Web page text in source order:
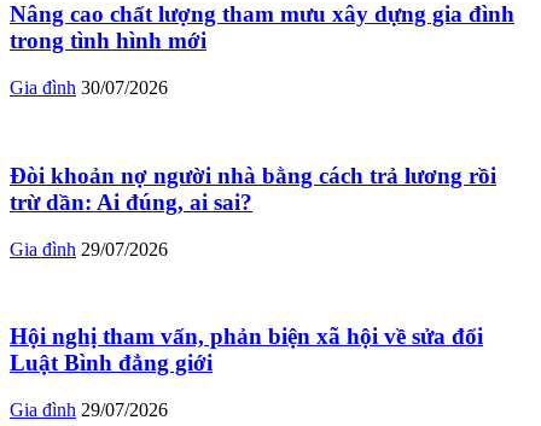
Nâng cao chất lượng tham mưu xây dựng gia đình
trong tình hình mới
Gia đình 30/07/2026
Đòi khoản nợ người nhà bằng cách trả lương rồi
trừ dần: Ai đúng, ai sai?
Gia đình 29/07/2026
Hội nghị tham vấn, phản biện xã hội về sửa đổi
Luật Bình đẳng giới
Gia đình 29/07/2026